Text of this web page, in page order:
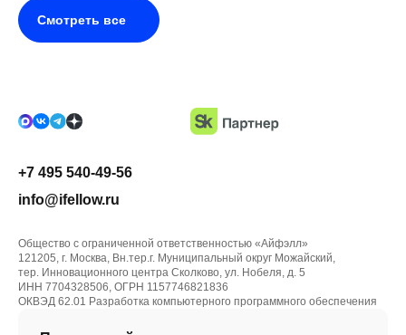
Смотреть все
+7 495 540-49-56
info@ifellow.ru
Общество с ограниченной ответственностью «Айфэлл»
121205, г. Москва, Вн.тер.г. Муниципальный округ Можайский,
тер. Инновационного центра Сколково, ул. Нобеля, д. 5
ИНН 7704328506, ОГРН 1157746821836
ОКВЭД 62.01 Разработка компьютерного программного обеспечения